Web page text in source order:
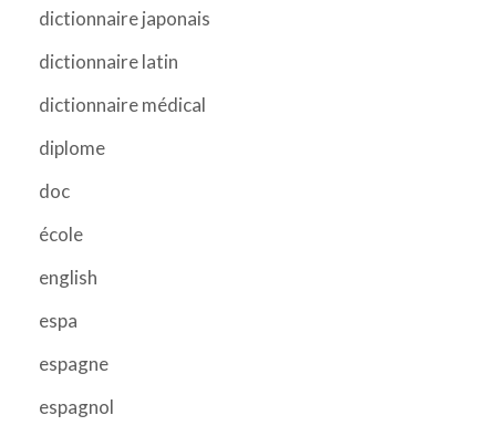
dictionnaire japonais
dictionnaire latin
dictionnaire médical
diplome
doc
école
english
espa
espagne
espagnol